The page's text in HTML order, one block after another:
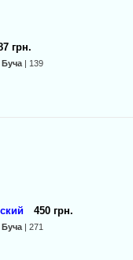
грн.
Буча | 139
450 грн.
Буча | 271